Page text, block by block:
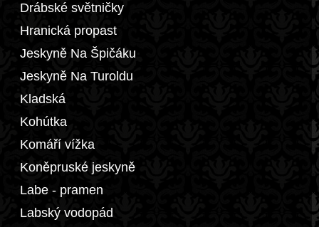
Drábské světničky
Hranická propast
Jeskyně Na Špičáku
Jeskyně Na Turoldu
Kladská
Kohútka
Komáří vížka
Koněpruské jeskyně
Labe - pramen
Labský vodopád